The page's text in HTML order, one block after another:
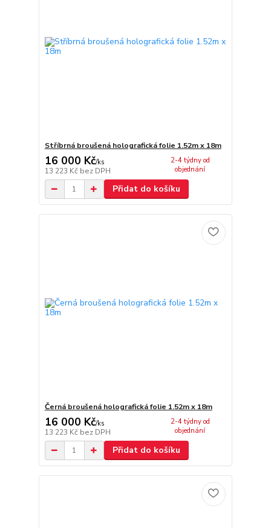
Stříbrná broušená holografická folie 1.52m x 18m
16 000 Kč/ks
13 223 Kč bez DPH
2-4 týdny od
objednání
Přidat do košíku
Černá broušená holografická folie 1.52m x 18m
16 000 Kč/ks
13 223 Kč bez DPH
2-4 týdny od
objednání
Přidat do košíku